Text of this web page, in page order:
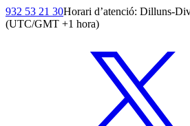
932 53 21 30Horari d’atenció: Dilluns-
(UTC/GMT +1 hora)